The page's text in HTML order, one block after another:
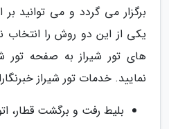
برگزار می گردد و می توانید
یکی از این دو روش را انتخاب
های تور شیراز به صفحه تور
نمایید. خدمات تور شیراز
بلیط رفت و برگشت قطار،